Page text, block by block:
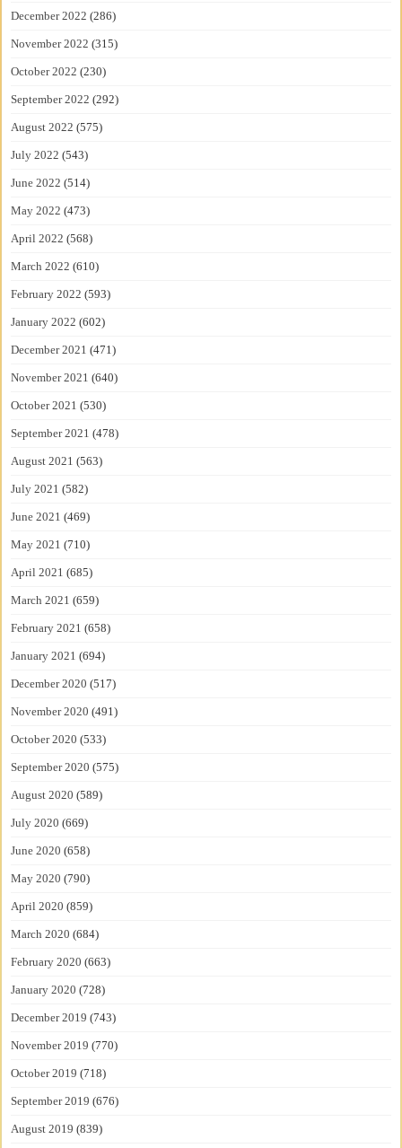
December 2022 (286)
November 2022 (315)
October 2022 (230)
September 2022 (292)
August 2022 (575)
July 2022 (543)
June 2022 (514)
May 2022 (473)
April 2022 (568)
March 2022 (610)
February 2022 (593)
January 2022 (602)
December 2021 (471)
November 2021 (640)
October 2021 (530)
September 2021 (478)
August 2021 (563)
July 2021 (582)
June 2021 (469)
May 2021 (710)
April 2021 (685)
March 2021 (659)
February 2021 (658)
January 2021 (694)
December 2020 (517)
November 2020 (491)
October 2020 (533)
September 2020 (575)
August 2020 (589)
July 2020 (669)
June 2020 (658)
May 2020 (790)
April 2020 (859)
March 2020 (684)
February 2020 (663)
January 2020 (728)
December 2019 (743)
November 2019 (770)
October 2019 (718)
September 2019 (676)
August 2019 (839)